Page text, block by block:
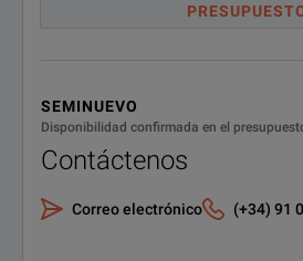
SEMINUEVO
Disponibilidad confirmada en el
Contáctenos
Correo electrónico (+34) 91
Antenna Analyzers
Model Overview